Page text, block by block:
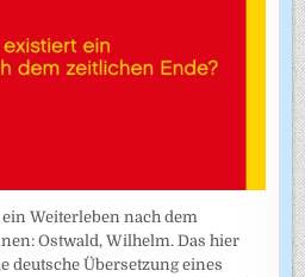
Weiterleben nach dem
Ostwald, Wilhelm. Das hier
deutsche Übersetzung eines